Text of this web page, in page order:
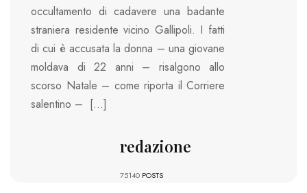
occultamento di cadavere una badante
straniera residente vicino Gallipoli. I fatti
di cui è accusata la donna – una giovane
moldava di 22 anni – risalgono allo
scorso Natale – come riporta il Corriere
salentino – […]
redazione
75140 POSTS